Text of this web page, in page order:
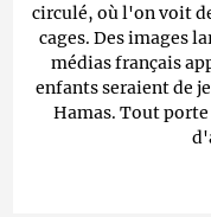
circulé, où l'on voit
cages. Des images
médias français
enfants seraient de
Hamas. Tout